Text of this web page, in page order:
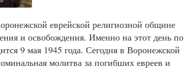
еврейской религиозной общине
и освобождения. Именно на этот день по
9 мая 1945 года. Сегодня в Воронежской
молитва за погибших евреев и